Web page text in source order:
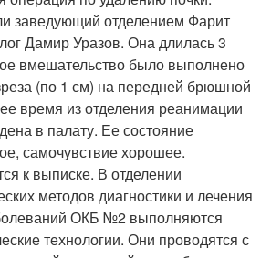
заведующий отделением Фарит
Дамир Уразов. Она длилась 3
вмешательство было выполнено
(по 1 см) на передней брюшной
время из отделения реанимации
в палату. Ее состояние
самочувствие хорошее.
к выписке. В отделении
методов диагностики и лечения
ОКБ №2 выполняются
технологии. Они проводятся с